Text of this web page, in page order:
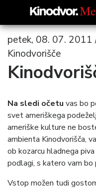
petek, 08. 07. 2011
Kinodvorišče
Na sledi očetu vas bo
svet ameriškega
ameriške kulture ne
ambienta Kinodvorišča,
ob kozarcu hladnega
podlagi, s katero vam bo
Vstop možen tudi